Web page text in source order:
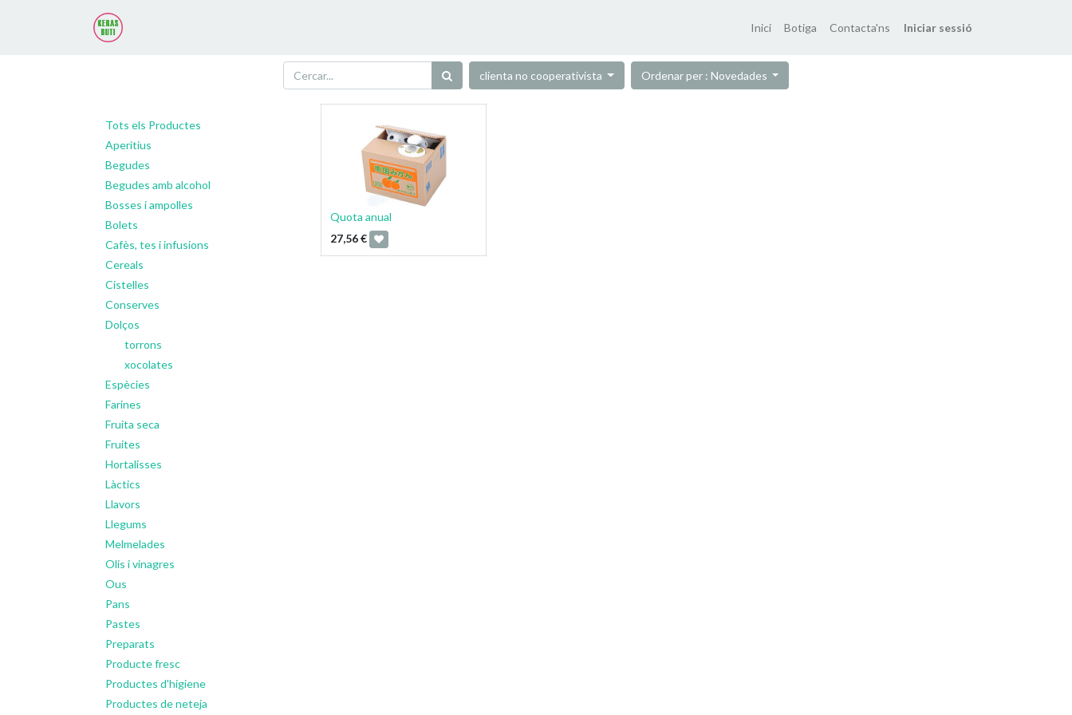
Inici Botiga Contacta'ns Iniciar sessió
clienta no cooperativista Ordenar per : Novedades
Tots els Productes
Aperitius
Begudes
Begudes amb alcohol
Bosses i ampolles
Bolets
Cafès, tes i infusions
Cereals
Cistelles
Conserves
Dolços
torrons
xocolates
Espècies
Farines
Fruita seca
Fruites
Hortalisses
Làctics
Llavors
Llegums
Melmelades
Olis i vinagres
Ous
Pans
Pastes
Preparats
Producte fresc
Productes d'higiene
Productes de neteja
Quota anual
27,56€